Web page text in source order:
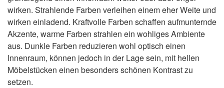
wirken. Strahlende Farben verleihen einem eher Weite und
wirken einladend. Kraftvolle Farben schaffen aufmunternde
Akzente, warme Farben strahlen ein wohliges Ambiente
aus. Dunkle Farben reduzieren wohl optisch einen
Innenraum, können jedoch in der Lage sein, mit hellen
Möbelstücken einen besonders schönen Kontrast zu
setzen.